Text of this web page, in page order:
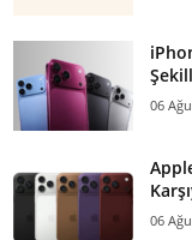
06
06